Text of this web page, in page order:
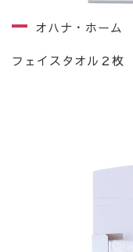
オハナ・ホーム
フェイスタオル２枚